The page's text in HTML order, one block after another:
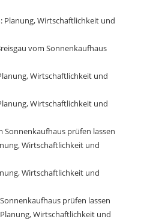
Wirtschaftlichkeit und
vom Sonnenkaufhaus
Wirtschaftlichkeit und
Wirtschaftlichkeit und
prüfen lassen
Wirtschaftlichkeit und
Wirtschaftlichkeit und
prüfen lassen
Wirtschaftlichkeit und